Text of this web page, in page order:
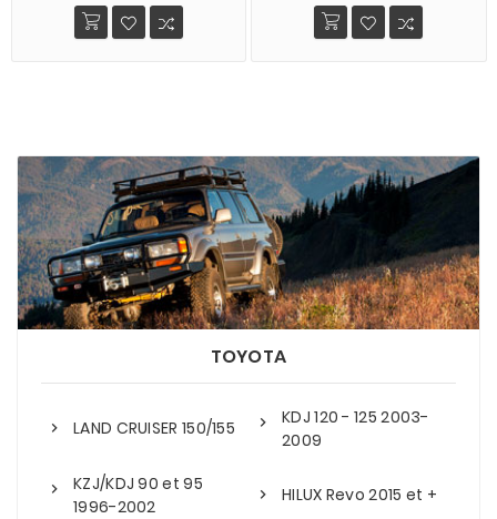
TOYOTA
LAND CRUISER 150/155
KDJ 120 - 125 2003-
2009
KZJ/KDJ 90 et 95
1996-2002
HILUX Revo 2015 et +